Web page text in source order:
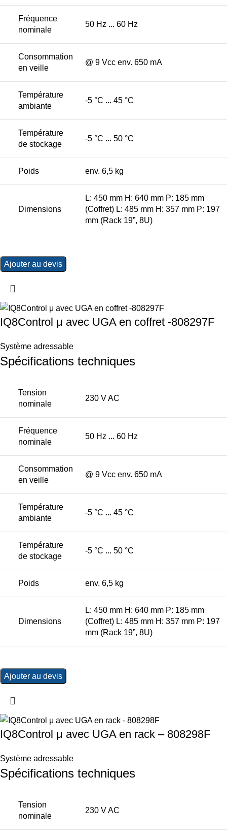
Fréquence
nominale
50 Hz ... 60 Hz
Consommation
en veille
@ 9 Vcc env. 650 mA
Température
ambiante
-5 °C ... 45 °C
Température
de stockage
-5 °C ... 50 °C
Poids env. 6,5 kg
Dimensions
L: 450 mm H: 640 mm P: 185 mm
(Coffret) L: 485 mm H: 357 mm P: 197
mm (Rack 19”, 8U)
Ajouter au devis
IQ8Control μ avec UGA en coffret -808297F
Système adressable
Spécifications techniques
Tension
nominale
230 V AC
Fréquence
nominale
50 Hz ... 60 Hz
Consommation
en veille
@ 9 Vcc env. 650 mA
Température
ambiante
-5 °C ... 45 °C
Température
de stockage
-5 °C ... 50 °C
Poids env. 6,5 kg
Dimensions
L: 450 mm H: 640 mm P: 185 mm
(Coffret) L: 485 mm H: 357 mm P: 197
mm (Rack 19”, 8U)
Ajouter au devis
IQ8Control μ avec UGA en rack – 808298F
Système adressable
Spécifications techniques
Tension
nominale
230 V AC